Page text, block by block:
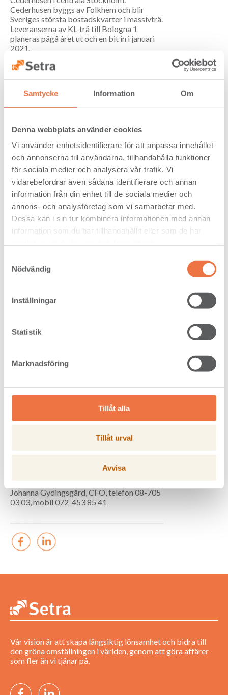
Samtycke Information Om
Denna webbplats använder cookies
Vi använder enhetsidentifierare för att anpassa innehållet
och annonserna till användarna, tillhandahålla funktioner
för sociala medier och analysera vår trafik. Vi
vidarebefordrar även sådana identifierare och annan
information från din enhet till de sociala medier och
annons- och analysföretag som vi samarbetar med.
Dessa kan i sin tur kombinera informationen med annan
information som du har tillhandahållit eller som de har
Nödvändig
Inställningar
Statistik
Marknadsföring
Tillåt alla
Tillåt urval
Avvisa
Cederhusen byggs av Folkhem och blir
Sveriges största bostadskvarter i massivträ.
Leveranserna av KL-trä till Bologna 1
planeras pågå året ut och en bit in i januari
2021.
Kassaflödet från den löpande verksamheten
minskat rörelsekapital. Den finansiella
nettoskulden uppgick till 230 (268) Mkr vid
procent.
Nyckeltal*
(3 mån)
jan-sep
(9 mån)
2020
2019 20202019
Nettoomsättning,
Mkr
840 879
3
043
3 262
Rörelseresultat,
engångsposter,
Mkr**
-9 -22 49 113
Rörelseresultat,
-3 -22 56
95
Resultat efter
skatt, Mkr
engångsposter, %
%, RTM
verksamhet, Mkr
**Engångsposter avser avvecklad verksamhet.
Katarina Levin, VD och koncernchef, telefon
Johanna Gydingsgård, CFO, telefon 08-705
03 03, mobil 072-453 85 41
Vår vision är att skapa långsiktig lönsamhet och bidra till
den gröna omställningen i världen, genom att göra affärer
som fler än vi tjänar på.